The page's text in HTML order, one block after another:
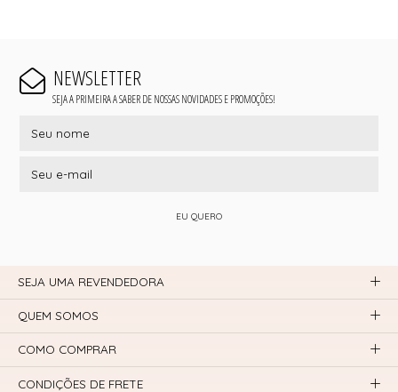
NEWSLETTER
SEJA A PRIMEIRA A SABER DE NOSSAS NOVIDADES E PROMOÇÕES!
EU QUERO
SEJA UMA REVENDEDORA
QUEM SOMOS
COMO COMPRAR
CONDIÇÕES DE FRETE